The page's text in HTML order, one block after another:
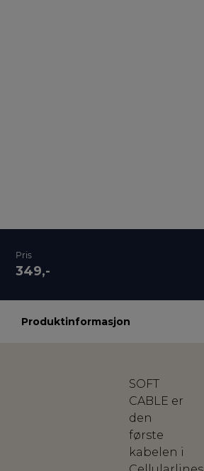
Pris
349,-
Produktinformasjon
SOFT
CABLE er
den
første
kabelen i